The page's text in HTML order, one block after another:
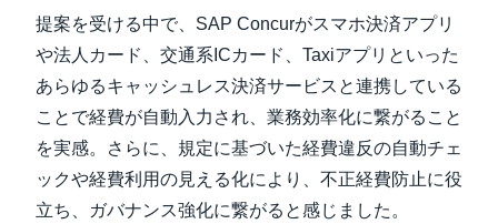
提案を受ける中で、SAP Concurがスマホ決済アプリ
や法⼈カード、交通系ICカード、Taxiアプリといった
あらゆるキャッシュレス決済サービスと連携している
ことで経費が自動入力され、業務効率化に繋がること
を実感。さらに、規定に基づいた経費違反の自動チェ
ックや経費利用の見える化により、不正経費防⽌に役
立ち、ガバナンス強化に繋がると感じました。